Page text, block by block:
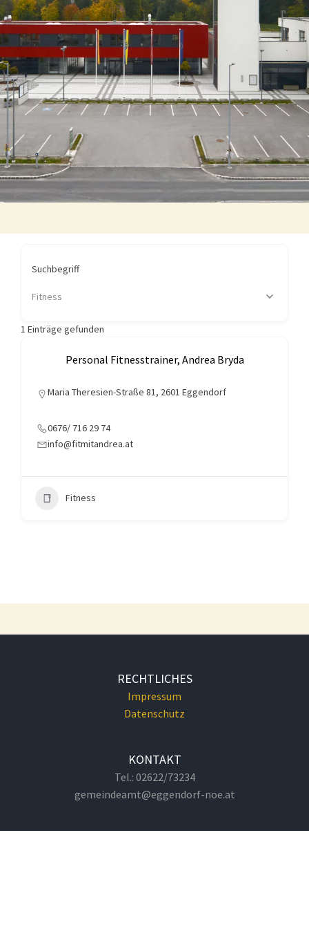
Suchbegriff
Fitness
1 Einträge gefunden
Personal Fitnesstrainer, Andrea Bryda
Maria Theresien-Straße 81, 2601 Eggendorf
0676/ 716 29 74
info@fitmitandrea.at
Fitness
RECHTLICHES
Impressum
Datenschutz
KONTAKT
Tel.: 02622/73234
gemeindeamt@eggendorf-noe.at